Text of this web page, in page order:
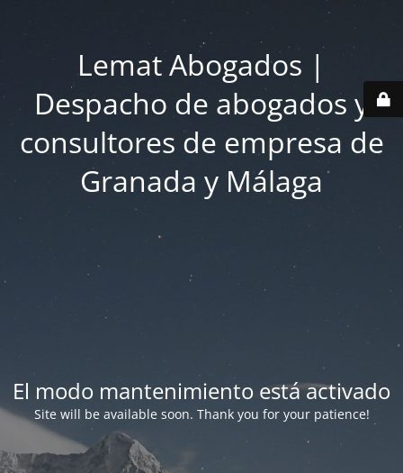
Lemat Abogados |
Despacho de abogados y
consultores de empresa de
Granada y Málaga
El modo mantenimiento está activado
Site will be available soon. Thank you for your patience!